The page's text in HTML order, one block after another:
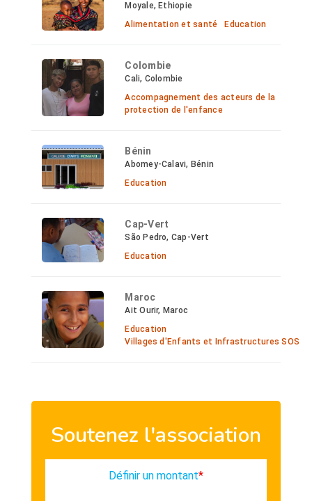
Moyale, Ethiopie
Alimentation et santé
Education
Colombie
Cali, Colombie
Accompagnement des acteurs de la
protection de l'enfance
Bénin
Abomey-Calavi, Bénin
Education
Cap-Vert
São Pedro, Cap-Vert
Education
Maroc
Ait Ourir, Maroc
Education
Villages d'Enfants et Infrastructures SOS
Soutenez l'association
Définir un montant*